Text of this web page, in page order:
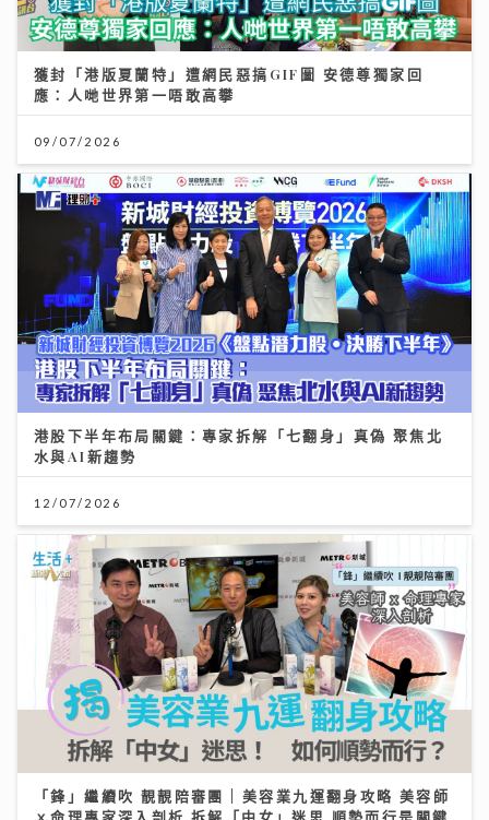
獲封「港版夏蘭特」遭網民惡搞GIF圖 安德尊獨家回
應：人哋世界第一唔敢高攀
09/07/2026
港股下半年布局關鍵：專家拆解「七翻身」真偽 聚焦北
水與AI新趨勢
12/07/2026
「鋒」繼續吹 靚靚陪審團 | 美容業九運翻身攻略 美容師
ｘ命理專家深入剖析 拆解「中女」迷思 順勢而行是關鍵